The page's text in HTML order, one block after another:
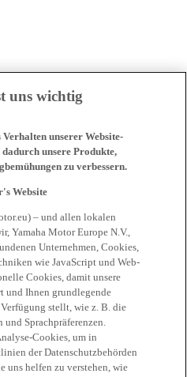
uns wichtig
unserer Website-
dadurch unsere Produkte,
zu verbessern.
Website
– und allen lokalen
Yamaha Motor Europe N.V.,
Unternehmen, Cookies,
wie JavaScript und Web-
Cookies, damit unsere
und Ihnen grundlegende
stellt, wie z. B. die
Sprachpräferenzen.
Cookies, um in
der Datenschutzbehörden
uns helfen zu verstehen, wie